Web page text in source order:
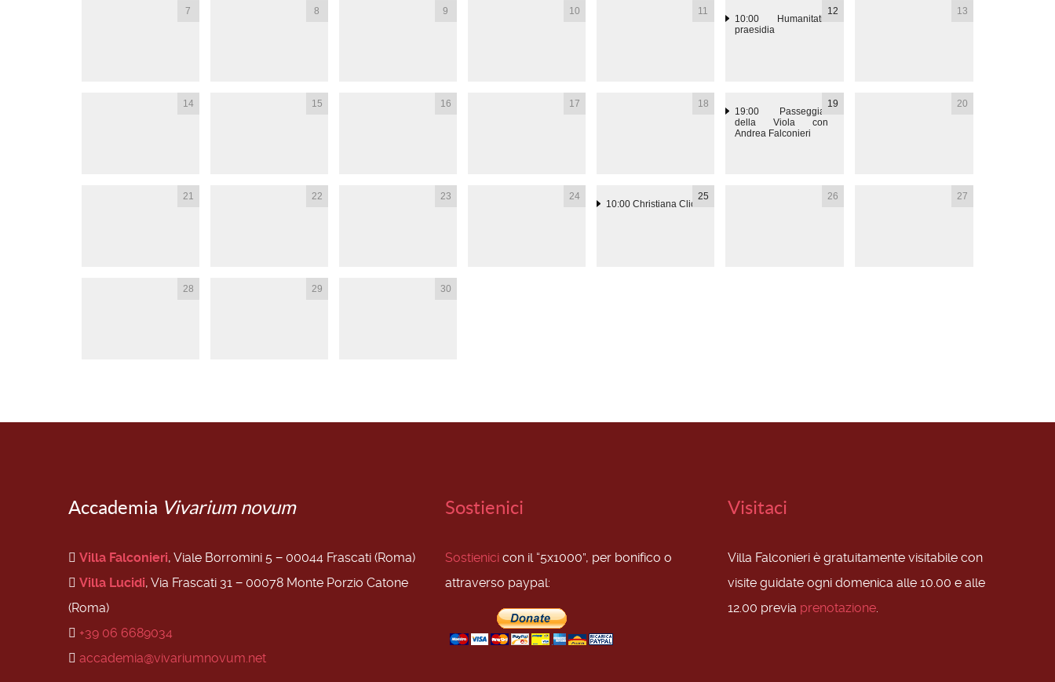
7 8 9 10 11 12
10:00
Humanitatis
praesidia
13
14 15 16 17 18 19
19:00
Passeggiar
della Viola con
Andrea Falconieri
20
21 22 23 24 25
10:00 Christiana Clio
26 27
28 29 30
Accademia Vivarium novum
Villa Falconieri, Viale Borromini 5 − 00044 Frascati (Roma)
Villa Lucidi, Via Frascati 31 − 00078 Monte Porzio Catone
(Roma)
+39 06 6689034
accademia@vivariumnovum.net
Sostienici
Sostienici con il “5x1000”, per bonifico o
attraverso paypal:
Visitaci
Villa Falconieri è gratuitamente visitabile con
visite guidate ogni domenica alle 10.00 e alle
12.00 previa prenotazione.